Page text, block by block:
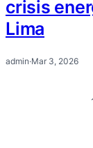
crisis
Lima
admin·Mar 3, 2026